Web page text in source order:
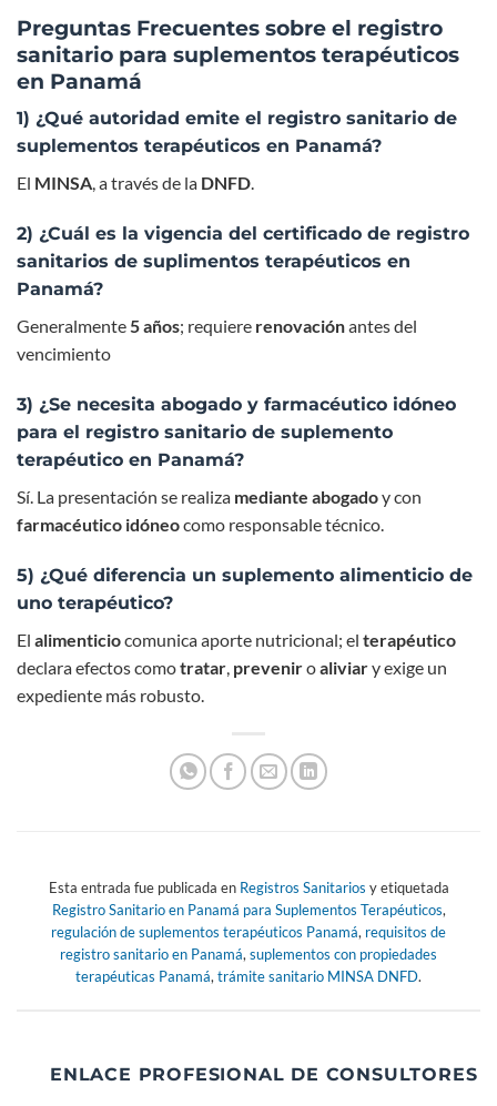
Preguntas Frecuentes sobre el registro
sanitario para suplementos terapéuticos
en Panamá
1) ¿Qué autoridad emite el registro sanitario de
suplementos terapéuticos en Panamá?
El MINSA, a través de la DNFD.
2) ¿Cuál es la vigencia del certificado de registro
sanitarios de suplimentos terapéuticos en
Panamá?
Generalmente5 años; requiere renovaciónantes del
vencimiento
3) ¿Se necesita abogado y farmacéutico idóneo
para el registro sanitario de suplemento
terapéutico en Panamá?
Sí. La presentación se realiza mediante abogadoy con
farmacéutico idóneocomo responsable técnico.
5) ¿Qué diferencia un suplemento alimenticio de
uno terapéutico?
El alimenticiocomunica aporte nutricional; el terapéutico
declara efectos comotratar, preveniroaliviary exige un
expediente más robusto.
Esta entrada fue publicada en Registros Sanitarios y etiquetada
Registro Sanitario en Panamá para Suplementos Terapéuticos,
regulación de suplementos terapéuticos Panamá, requisitos de
registro sanitario en Panamá, suplementos con propiedades
terapéuticas Panamá, trámite sanitario MINSA DNFD.
ENLACE PROFESIONAL DE CONSULTORES